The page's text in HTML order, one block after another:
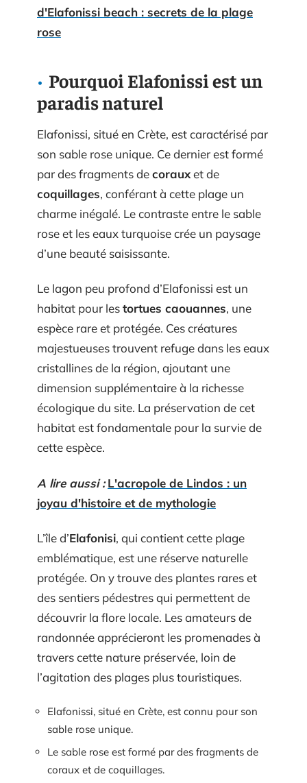
d'Elafonissi beach : secrets de la plage
rose
Pourquoi Elafonissi est un
paradis naturel
Elafonissi, situé en Crète, est caractérisé par
son sable rose unique. Ce dernier est formé
par des fragments decorauxet de
coquillages, conférant à cette plage un
charme inégalé. Le contraste entre le sable
rose et les eaux turquoise crée un paysage
d’une beauté saisissante.
Le lagon peu profond d’Elafonissi est un
habitat pour lestortues caouannes, une
espèce rare et protégée. Ces créatures
majestueuses trouvent refuge dans les eaux
cristallines de la région, ajoutant une
dimension supplémentaire à la richesse
écologique du site. La préservation de cet
habitat est fondamentale pour la survie de
cette espèce.
A lire aussi : L'acropole de Lindos : un
joyau d'histoire et de mythologie
L’île d’Elafonisi, qui contient cette plage
emblématique, est une réserve naturelle
protégée. On y trouve des plantes rares et
des sentiers pédestres qui permettent de
découvrir la flore locale. Les amateurs de
randonnée apprécieront les promenades à
travers cette nature préservée, loin de
l’agitation des plages plus touristiques.
Elafonissi, situé en Crète, est connu pour son
sable rose unique.
Le sable rose est formé par des fragments de
coraux et de coquillages.